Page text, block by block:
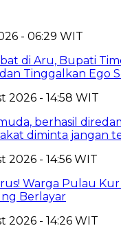
- 06:29 WIT
di Aru, Bupati
Tinggalkan Ego
2026 - 14:58 WIT
berhasil
diminta jangan
2026 - 14:56 WIT
Warga Pulau Kur
Berlayar
2026 - 14:26 WIT